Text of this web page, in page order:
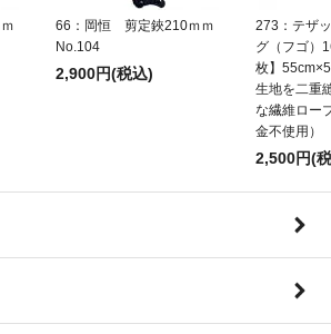
ｍ
66：岡恒 剪定鋏210ｍｍ
No.104
2,900円(税込)
273：テザ
グ（フゴ）
枚】
生地を二重
な繊維ロー
金不使用）
2,500円(